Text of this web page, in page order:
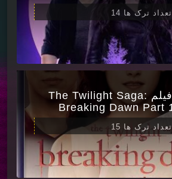
تعداد ترک ها 14
آهنگ های فیلم The Twilight Saga:
Breaking Dawn Part
تعداد ترک ها 15